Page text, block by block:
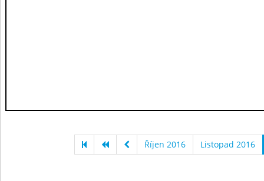
Říjen 2016 Listopad 2016